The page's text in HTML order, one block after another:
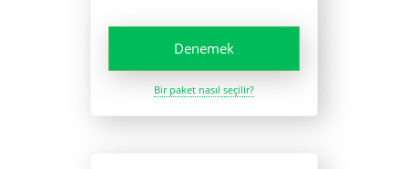
Denemek
Bir paket nasıl seçilir?